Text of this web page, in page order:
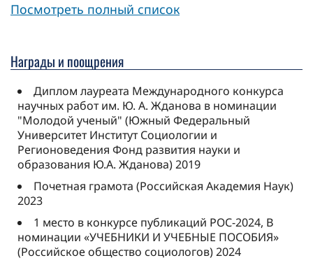
Посмотреть полный список
Награды и поощрения
Диплом лауреата Международного конкурса
научных работ им. Ю. А. Жданова в номинации
"Молодой ученый" (Южный Федеральный
Университет Институт Социологии и
Регионоведения Фонд развития науки и
образования Ю.А. Жданова) 2019
Почетная грамота (Российская Академия Наук)
2023
1 место в конкурсе публикаций РОС-2024, В
номинации «УЧЕБНИКИ И УЧЕБНЫЕ ПОСОБИЯ»
(Российское общество социологов) 2024